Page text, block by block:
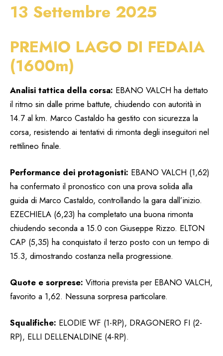
13 Settembre 2025
PREMIO LAGO DI FEDAIA
(1600m)
Analisi tattica della corsa: EBANO VALCH ha dettato
il ritmo sin dalle prime battute, chiudendo con autorità in
14.7 al km. Marco Castaldo ha gestito con sicurezza la
corsa, resistendo ai tentativi di rimonta degli inseguitori nel
rettilineo finale.
Performance dei protagonisti: EBANO VALCH (1,62)
ha confermato il pronostico con una prova solida alla
guida di Marco Castaldo, controllando la gara dall’inizio.
EZECHIELA (6,23) ha completato una buona rimonta
chiudendo seconda a 15.0 con Giuseppe Rizzo. ELTON
CAP (5,35) ha conquistato il terzo posto con un tempo di
15.3, dimostrando costanza nella progressione.
Quote e sorprese: Vittoria prevista per EBANO VALCH,
favorito a 1,62. Nessuna sorpresa particolare.
Squalifiche: ELODIE WF (1-RP), DRAGONERO FI (2-
RP), ELLI DELLENALDINE (4-RP).